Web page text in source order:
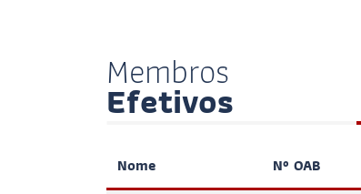
Membros
Efetivos
Nome Nº OAB